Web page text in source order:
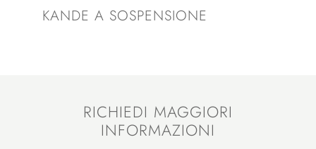
KANDE A SOSPENSIONE
RICHIEDI MAGGIORI
INFORMAZIONI